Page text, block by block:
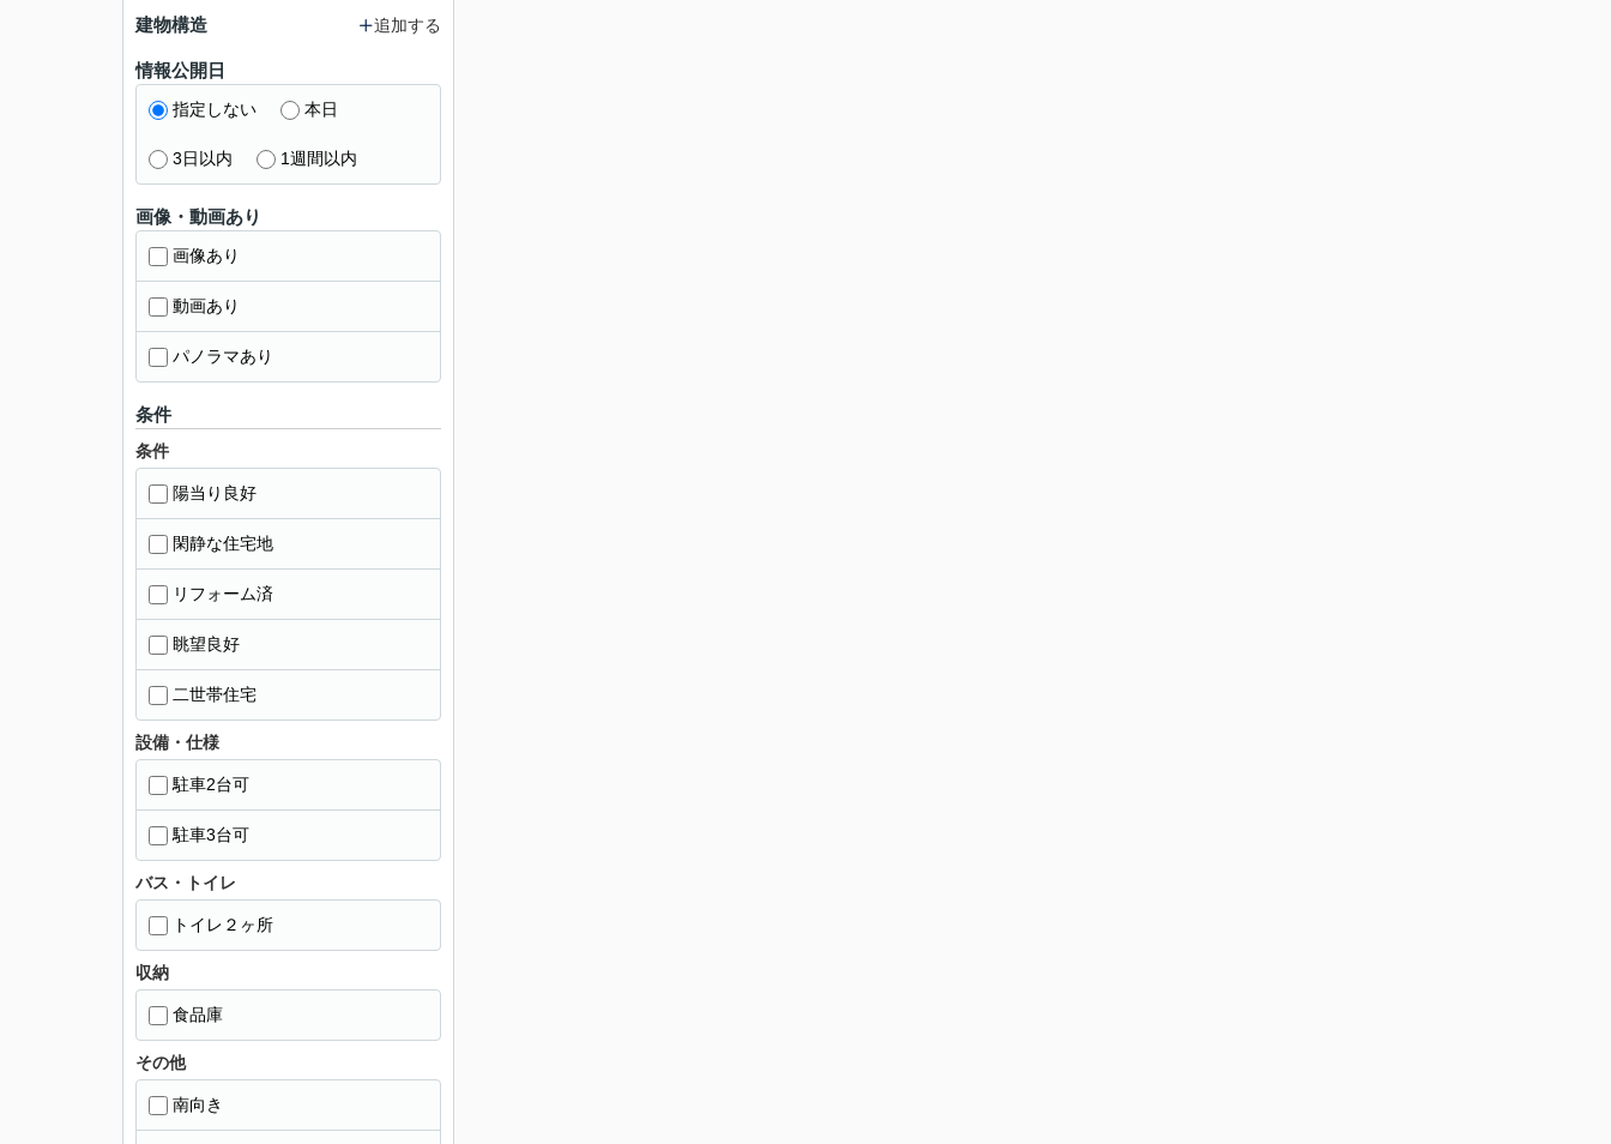
建物構造 追加する
情報公開日
指定しない 本日
3日以内 1週間以内
画像・動画あり
画像あり
動画あり
パノラマあり
条件
条件
陽当り良好
閑静な住宅地
リフォーム済
眺望良好
二世帯住宅
設備・仕様
駐車2台可
駐車3台可
バス・トイレ
トイレ２ヶ所
収納
食品庫
その他
南向き